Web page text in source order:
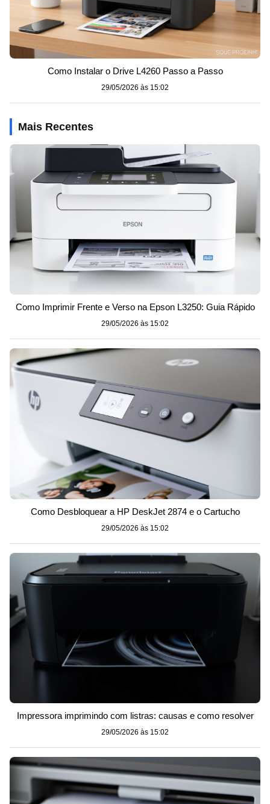
Como Instalar o Drive L4260 Passo a Passo
29/05/2026 às 15:02
Mais Recentes
Como Imprimir Frente e Verso na Epson L3250: Guia Rápido
29/05/2026 às 15:02
Como Desbloquear a HP DeskJet 2874 e o Cartucho
29/05/2026 às 15:02
Impressora imprimindo com listras: causas e como resolver
29/05/2026 às 15:02